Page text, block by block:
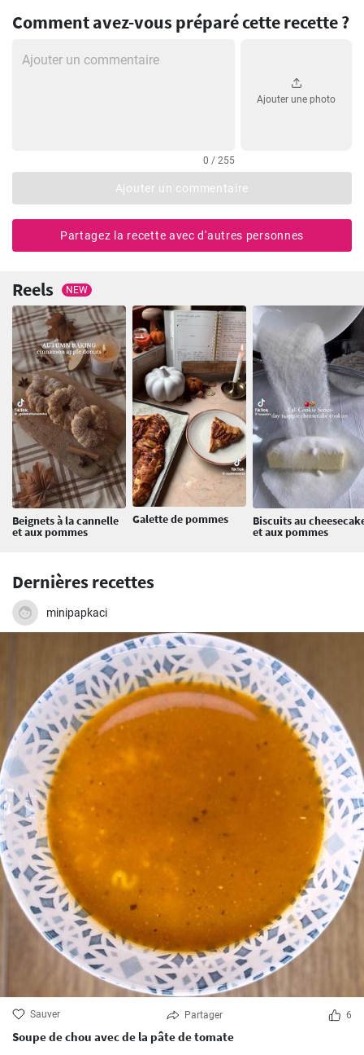
Comment avez-vous préparé cette recette ?
0 / 255
Ajouter une photo
Ajouter un commentaire
Partagez la recette avec d'autres personnes
Reels NEW
Beignets à la cannelle
et aux pommes
Galette de pommes Biscuits au
et aux pommes
Dernières recettes
minipapkaci
Sauver Partager 6
Soupe de chou avec de la pâte de tomate